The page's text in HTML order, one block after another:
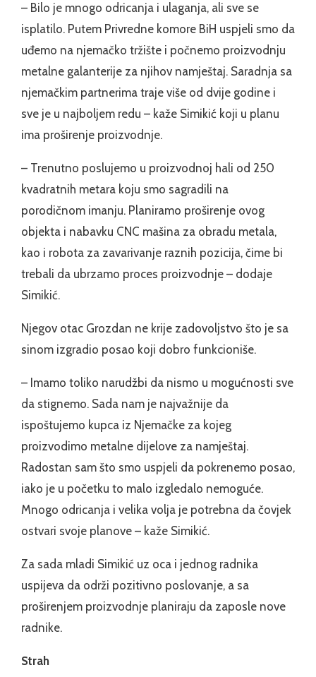
– Bilo je mnogo odricanja i ulaganja, ali sve se
isplatilo. Putem Privredne komore BiH uspjeli smo da
uđemo na njemačko tržište i počnemo proizvodnju
metalne galanterije za njihov namještaj. Saradnja sa
njemačkim partnerima traje više od dvije godine i
sve je u najboljem redu – kaže Simikić koji u planu
ima proširenje proizvodnje.
– Trenutno poslujemo u proizvodnoj hali od 250
kvadratnih metara koju smo sagradili na
porodičnom imanju. Planiramo proširenje ovog
objekta i nabavku CNC mašina za obradu metala,
kao i robota za zavarivanje raznih pozicija, čime bi
trebali da ubrzamo proces proizvodnje – dodaje
Simikić.
Njegov otac Grozdan ne krije zadovoljstvo što je sa
sinom izgradio posao koji dobro funkcioniše.
– Imamo toliko narudžbi da nismo u mogućnosti sve
da stignemo. Sada nam je najvažnije da
ispoštujemo kupca iz Njemačke za kojeg
proizvodimo metalne dijelove za namještaj.
Radostan sam što smo uspjeli da pokrenemo posao,
iako je u početku to malo izgledalo nemoguće.
Mnogo odricanja i velika volja je potrebna da čovjek
ostvari svoje planove – kaže Simikić.
Za sada mladi Simikić uz oca i jednog radnika
uspijeva da održi pozitivno poslovanje, a sa
proširenjem proizvodnje planiraju da zaposle nove
radnike.
Strah